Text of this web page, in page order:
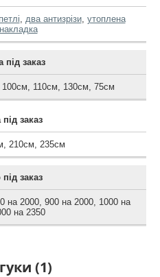
, два антизрізи, утоплена
заказ
100см, 110см, 130см, 75см
заказ
, 210см, 235см
заказ
на 2000, 900 на 2000, 1000 на
на 2350
(1)